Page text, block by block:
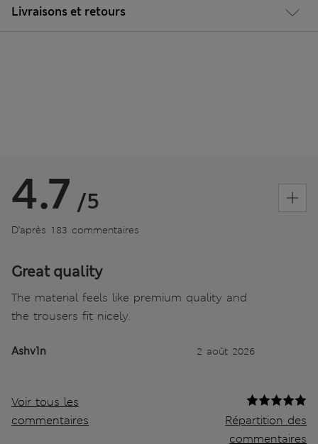
Livraisons et retours
4.7 /5
D’après 183 commentaires
Great quality
The material feels like premium quality and
the trousers fit nicely.
Ashv1n 2 août 2026
Voir tous les
commentaires
Répartition des
commentaires